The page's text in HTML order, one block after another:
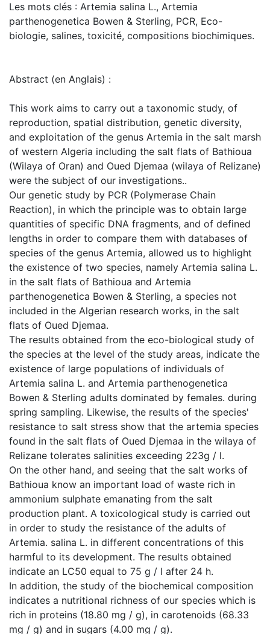
Les mots clés : Artemia salina L., Artemia
parthenogenetica Bowen & Sterling, PCR, Eco-
biologie, salines, toxicité, compositions biochimiques.
Abstract (en Anglais) :
This work aims to carry out a taxonomic study, of
reproduction, spatial distribution, genetic diversity,
and exploitation of the genus Artemia in the salt marsh
of western Algeria including the salt flats of Bathioua
(Wilaya of Oran) and Oued Djemaa (wilaya of Relizane)
were the subject of our investigations..
Our genetic study by PCR (Polymerase Chain
Reaction), in which the principle was to obtain large
quantities of specific DNA fragments, and of defined
lengths in order to compare them with databases of
species of the genus Artemia, allowed us to highlight
the existence of two species, namely Artemia salina L.
in the salt flats of Bathioua and Artemia
parthenogenetica Bowen & Sterling, a species not
included in the Algerian research works, in the salt
flats of Oued Djemaa.
The results obtained from the eco-biological study of
the species at the level of the study areas, indicate the
existence of large populations of individuals of
Artemia salina L. and Artemia parthenogenetica
Bowen & Sterling adults dominated by females. during
spring sampling. Likewise, the results of the species'
resistance to salt stress show that the artemia species
found in the salt flats of Oued Djemaa in the wilaya of
Relizane tolerates salinities exceeding 223g / l.
On the other hand, and seeing that the salt works of
Bathioua know an important load of waste rich in
ammonium sulphate emanating from the salt
production plant. A toxicological study is carried out
in order to study the resistance of the adults of
Artemia. salina L. in different concentrations of this
harmful to its development. The results obtained
indicate an LC50 equal to 75 g / l after 24 h.
In addition, the study of the biochemical composition
indicates a nutritional richness of our species which is
rich in proteins (18.80 mg / g), in carotenoids (68.33
mg / g) and in sugars (4.00 mg / g).